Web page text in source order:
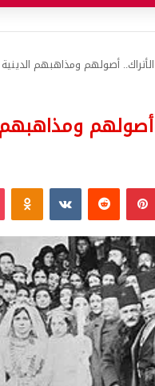
أصولهم ومذاهبهم الدينية
أصولهم ومذاهبهم
بينتيريست